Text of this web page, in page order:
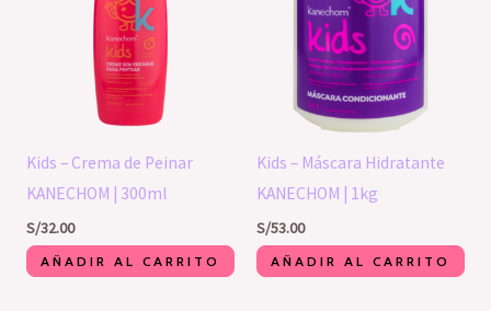
Kids – Crema de Peinar
KANECHOM | 300ml
S/32.00
AÑADIR AL CARRITO
Kids – Máscara Hidratante
KANECHOM | 1kg
S/53.00
AÑADIR AL CARRITO